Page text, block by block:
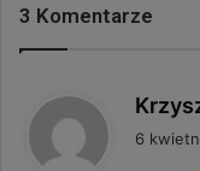
3 Komentarze
6